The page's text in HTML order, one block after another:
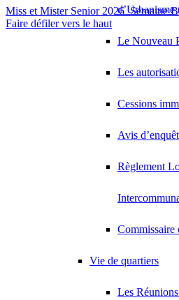
Le Nouveau
Les
Cessions
Avis
Règlement
Commissaire
Vie de quartiers
Les
Miss et Mister Senior 2026 Semaine
Faire défiler vers le haut